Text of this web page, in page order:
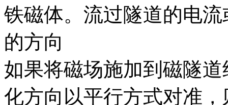
铁磁体。流过隧道的电
的方向
如果将磁场施加到磁隧
化方向以平行方式对准